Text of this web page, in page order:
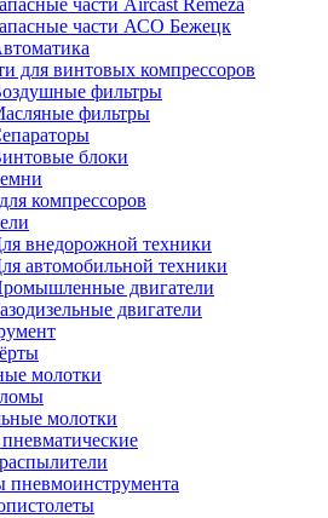
части Aircast Remeza
части АСО Бежецк
для винтовых компрессоров
фильтры
фильтры
блоки
компрессоров
внедорожной техники
автомобильной техники
двигатели
двигатели
молотки
молотки
пневмоинструмента